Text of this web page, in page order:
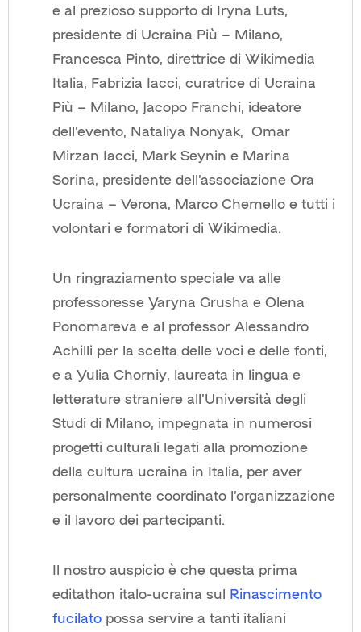
e al prezioso supporto di Iryna Luts,
presidente di Ucraina Più – Milano,
Francesca Pinto, direttrice di Wikimedia
Italia, Fabrizia Iacci, curatrice di Ucraina
Più – Milano, Jacopo Franchi, ideatore
dell’evento, Nataliya Nonyak,
Omar
Mirzan Iacci, Mark Seynin e Marina
Sorina, presidente dell’associazione Ora
Ucraina – Verona, Marco Chemello e tutti i
volontari e formatori di Wikimedia.
Un ringraziamento speciale va alle
professoresse Yaryna Grusha e Olena
Ponomareva e al professor Alessandro
Achilli per la scelta delle voci e delle fonti,
e a Yulia Chorniy, laureata in lingua e
letterature straniere all’Università degli
Studi di Milano, impegnata in numerosi
progetti culturali legati alla promozione
della cultura ucraina in Italia, per aver
personalmente coordinato l’organizzazione
e il lavoro dei partecipanti.
Il nostro auspicio è che questa prima
editathon italo-ucraina sul Rinascimento
fucilato possa servire a tanti italiani